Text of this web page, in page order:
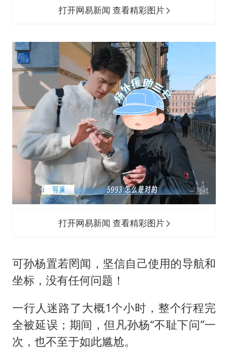
打开网易新闻 查看精彩图片
打开网易新闻 查看精彩图片
可孙杨置若罔闻，坚信自己使用的导航和
坐标，没有任何问题！
一行人迷路了大概1个小时，整个行程完
全被延误；期间，但凡孙杨“不耻下问”一
次，也不至于如此尴尬。